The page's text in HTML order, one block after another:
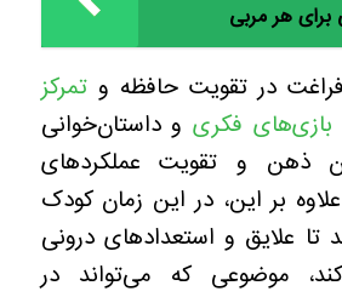
هر مربی
در تقویت حافظه وتمرکز
بازی‌های فکریو داستان‌خوانی
ذهن و تقویت عملکردهای
بر این، در این زمان کودک
علایق و استعدادهای درونی
موضوعی که می‌تواند در